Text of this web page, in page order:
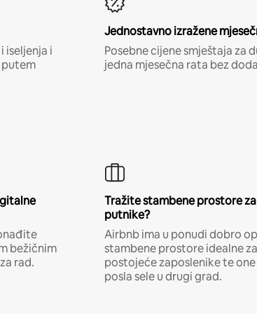
iseljenja i
Jednostavno izražene
Posebne cijene smještaja za
jedna mjesečna rata bez
bežičnim
rad.
Tražite stambene prostore
putnike?
Airbnb ima u ponudi dobro
stambene prostore idealne
postojeće zaposlenike te
posla sele u drugi grad.